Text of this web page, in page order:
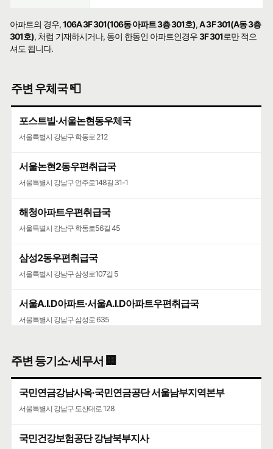
아파트의 경우,106A 3F 301(106동 아파트 3층 301호),A 3F 301(A동 3층
301호), 처럼 기재하시거나, 동이 한동인 아파트인경우3F 301로만 적으
셔도 됩니다.
주변 우체국 📮
포스트빌·서울논현동우체국
서울특별시 강남구 학동로 212
서울논현2동우편취급국
서울특별시 강남구 언주로148길 31-1
해청아파트우편취급국
서울특별시 강남구 학동로56길 45
삼성2동우편취급국
서울특별시 강남구 삼성로107길 5
서울A.I.D아파트·서울A.I.D아파트우편취급국
서울특별시 강남구 삼성로 635
서울특별시 강남구 도산대로 507
주변 등기소·세무서 🏢
국민연금강남사옥·국민연금공단 서울남부지역본부
서울특별시 강남구 도산대로 128
국민건강보험공단 강남북부지사